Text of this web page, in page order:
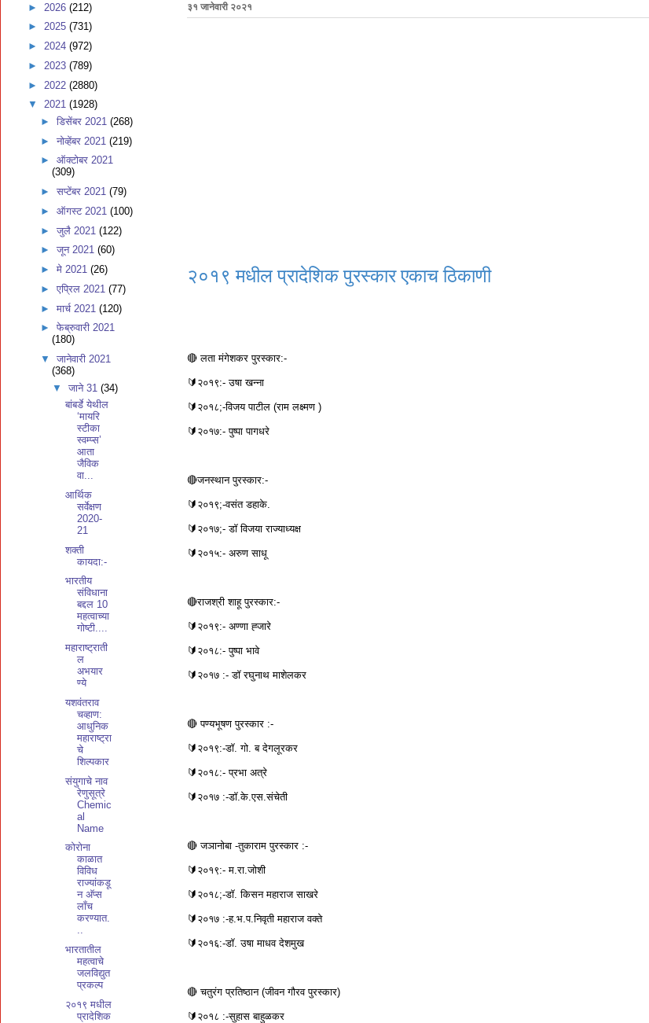
३१ जानेवारी २०२१
२०१९ मधील प्रादेशिक पुरस्कार एकाच ठिकाणी
🔴 लता मंगेशकर पुरस्कार:-
🔰२०१९:- उषा खन्ना
🔰२०१८;-विजय पाटील (राम लक्ष्मण )
🔰२०१७:- पुष्पा पागधरे
🔴जनस्थान पुरस्कार:-
🔰२०१९;-वसंत डहाके.
🔰२०१७;- डॉ विजया राज्याध्यक्ष
🔰२०१५:- अरुण साधू
🔴राजश्री शाहू पुरस्कार:-
🔰२०१९:- अण्णा ह्जारे
🔰२०१८:- पुष्पा भावे
🔰२०१७ :- डॉ रघुनाथ माशेलकर
🔴 पण्यभूषण पुरस्कार :-
🔰२०१९:-डॉ. गो. ब देगलूरकर
🔰२०१८:- प्रभा अत्रे
🔰२०१७ :-डॉ.के.एस.संचेती
🔴 जञानोबा -तुकाराम पुरस्कार :-
🔰२०१९:- म.रा.जोशी
🔰२०१८;-डॉ. किसन महाराज साखरे
🔰२०१७ :-ह.भ.प.निवृती महाराज वक्ते
🔰२०१६:-डॉ. उषा माधव देशमुख
🔴 चतुरंग प्रतिष्ठान (जीवन गौरव पुरस्कार)
🔰२०१८ :-सुहास बाहुळकर
► 2026 (212)
► 2025 (731)
► 2024 (972)
► 2023 (789)
► 2022 (2880)
▼ 2021 (1928)
► डिसेंबर 2021 (268)
► नोव्हेंबर 2021 (219)
► ऑक्टोबर 2021
(309)
► सप्टेंबर 2021 (79)
► ऑगस्ट 2021 (100)
► जुलै 2021 (122)
► जून 2021 (60)
► मे 2021 (26)
► एप्रिल 2021 (77)
► मार्च 2021 (120)
► फेब्रुवारी 2021
(180)
▼ जानेवारी 2021
(368)
▼जाने 31(34)
बांबर्डे येथील
‘मायरि
स्टीका
स्वम्प्स’
आता
जैविक
वा...
आर्थिक
सर्वेक्षण
2020-
21
शक्ती
कायदा:-
भारतीय
संविधाना
बद्दल 10
महत्वाच्या
गोष्टी....
महाराष्ट्राती
ल
अभयार
ण्ये
यशवंतराव
चव्हाण:
आधुनिक
महाराष्ट्रा
चे
शिल्पकार
संयुगाचे नाव
रेणुसूत्रे
Chemic
al
Name
कोरोना
काळात
विविध
राज्यांकडू
न अ‍ॅप्स
लाँच
करण्यात.
..
भारतातील
महत्वाचे
जलविद्युत
प्रकल्प
२०१९ मधील
प्रादेशिक